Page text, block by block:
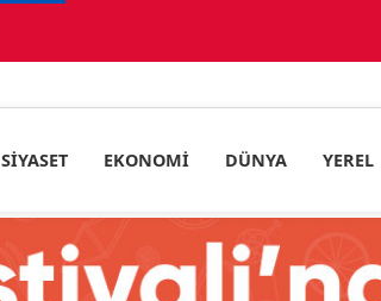
SIYASET EKONOMI DÜNYA YEREL